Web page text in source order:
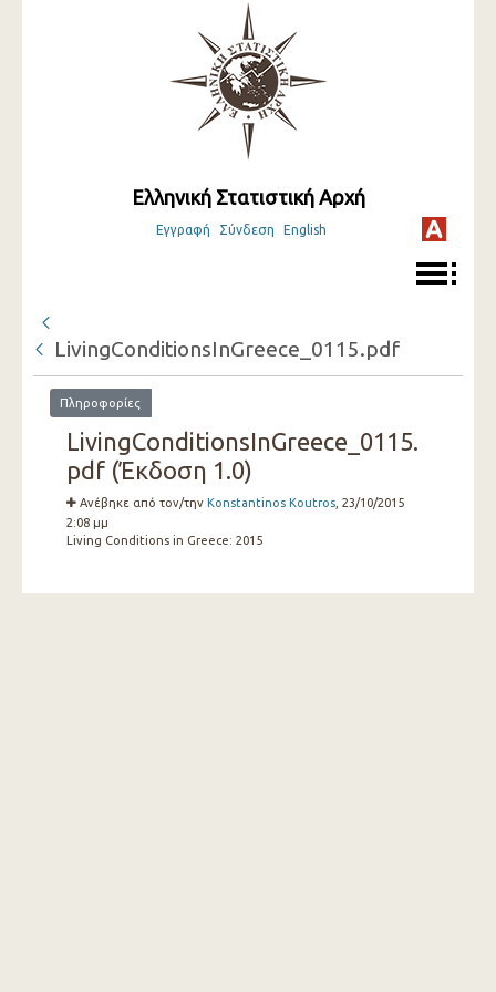
Ελληνική Στατιστική Αρχή
Εγγραφή Σύνδεση English
LivingConditionsInGreece_0115.pdf
Πληροφορίες
LivingConditionsInGreece_0115.
pdf (Έκδοση 1.0)
Ανέβηκε από τον/την Konstantinos Koutros, 23/10/2015
2:08 μμ
Living Conditions in Greece: 2015